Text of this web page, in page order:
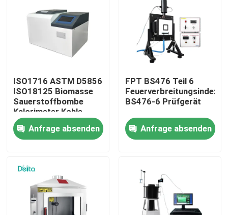
Über uns
Werksbesichtigung
Qualitätskontrolle
Kontakt mit uns
Elektrisches Testgerät
Brandprüfgeräte
ISO1716 ASTM D5856
ISO18125 Biomasse
Sauerstoffbombe
Kalorimeter Kohle
Kalorifizierungswert
TesterAnfrage absenden
FPT BS476 Teil 6
Feuerverbreitungsindex
BS476-6 Prüfgerät
Anfrage absenden